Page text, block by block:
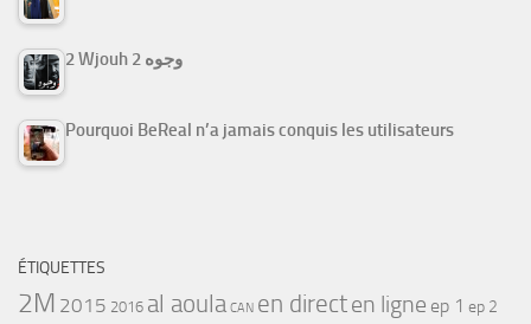
2 Wjouh 2 وجوه
Pourquoi BeReal n’a jamais conquis les utilisateurs
ÉTIQUETTES
2M 2015 2016 al aoula CAN en directen ligne ep 1 ep 2